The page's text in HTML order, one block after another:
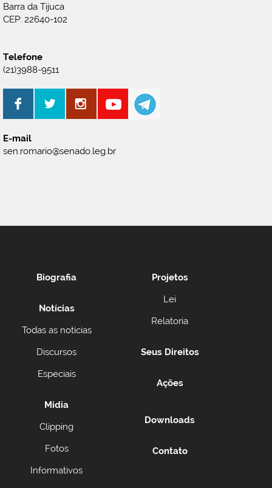
Barra da Tijuca
CEP: 22640-102
Telefone
(21)3988-9511
E-mail
sen.romario@senado.leg.br
Biografia
Notícias
Todas as notícias
Discursos
Especiais
Midia
Clipping
Fotos
Informativos
Projetos
Lei
Relatoria
Seus Direitos
Ações
Downloads
Contato